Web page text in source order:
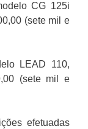
CG 125i
(sete mil e
LEAD 110,
(sete mil e
efetuadas